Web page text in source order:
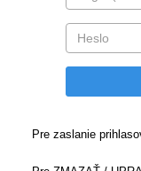
Pre zaslanie